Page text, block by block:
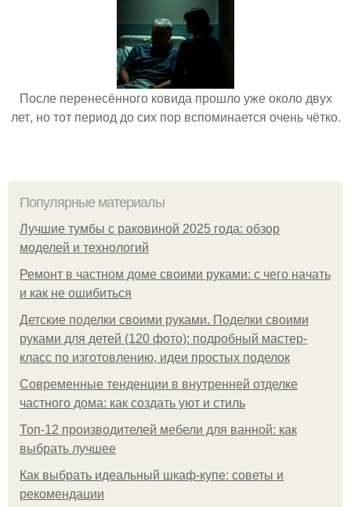
После перенесённого ковида прошло уже около двух
лет, но тот период до сих пор вспоминается очень чётко.
Популярные материалы
Лучшие тумбы с раковиной 2025 года: обзор
моделей и технологий
Ремонт в частном доме своими руками: с чего начать
и как не ошибиться
Детские поделки своими руками. Поделки своими
руками для детей (120 фото): подробный мастер-
класс по изготовлению, идеи простых поделок
Современные тенденции в внутренней отделке
частного дома: как создать уют и стиль
Топ-12 производителей мебели для ванной: как
выбрать лучшее
Как выбрать идеальный шкаф-купе: советы и
рекомендации